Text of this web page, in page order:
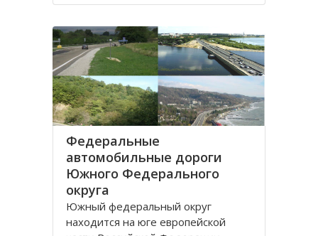
Дону.
Густой речной сетью покрыта
территория ЮО, однако, по
территории она распределена не
равномерно и в
Федеральные
автомобильные дороги
Южного Федерального
округа
Южный федеральный округ
находится на юге европейской